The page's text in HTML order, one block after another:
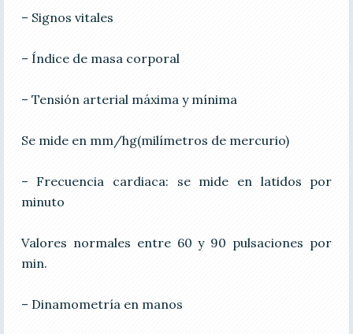
– Signos vitales
– Índice de masa corporal
– Tensión arterial máxima y mínima
Se mide en mm/hg(milímetros de mercurio)
– Frecuencia cardiaca: se mide en latidos por
minuto
Valores normales entre 60 y 90 pulsaciones por
min.
– Dinamometría en manos